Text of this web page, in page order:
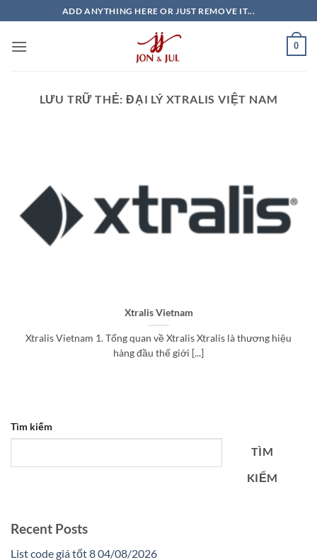
qua
nội
ADD ANYTHING HERE OR JUST REMOVE IT...
0
LƯU TRỮ THẺ: ĐẠI LÝ XTRALIS VIỆT NAM
Xtralis Vietnam
Xtralis Vietnam 1. Tổng quan về Xtralis Xtralis là thương hiệu
hàng đầu thế giới [...]
Tìm kiếm
TÌM
KIẾM
Recent Posts
List code giá tốt 8 04/08/2026